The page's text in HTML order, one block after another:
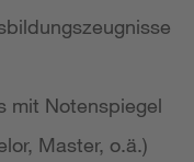
mit Notenspiegel
Master, o.ä.)